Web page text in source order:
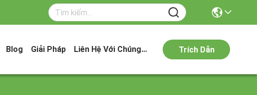
Blog Giải Pháp Liên Hệ Với Chúng Tôi Trích Dẫn